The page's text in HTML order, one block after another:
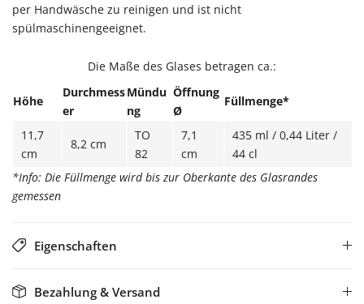
per Handwäsche zu reinigen und ist nicht
spülmaschinengeeignet.
Die Maße des Glases betragen ca.:
Höhe
Durchmess
er
Mündu
ng
Öffnung
Ø
Füllmenge*
11,7
cm
8,2 cm
TO
82
7,1
cm
435 ml / 0,44 Liter /
44 cl
*Info: Die Füllmenge wird bis zur Oberkante des Glasrandes
gemessen
Eigenschaften
Bezahlung & Versand